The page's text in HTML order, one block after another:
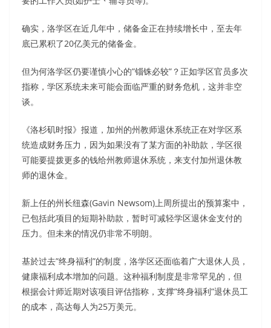
确实，洛学区在近几年中，储备金正在持续增长中，至去年
底已累积了20亿美元的储备金。
但为何洛学区仍要谨慎小心的”锱铢必较”？正如学区官员多次
指称，学区系统未来可能会面临严重的财务危机，这并非空
谈。
《洛杉矶时报》报道，加州的州教师退休系统正在对学区系
统造成财务压力，因为如果没有了某方面的补助款，学区很
可能要提拨更多的钱给州教师退休系统，来支付加州退休教
师的退休金。
新上任的州长纽森(Gavin Newsom)上周所提出的预算案中，
已包括此项目的短期补助款，暂时可减轻学区退休金支付的
压力。但未来的情况仍非常不明朗。
基於过去”终身福利”的制度，洛学区还面临着广大退休人员，
健康福利成本增加的问题。这种福利制度是非常罕见的，但
根据会计师近期对该项目评估指称，支撑”终身福利”退休员工
的成本，高达每人为25万美元。